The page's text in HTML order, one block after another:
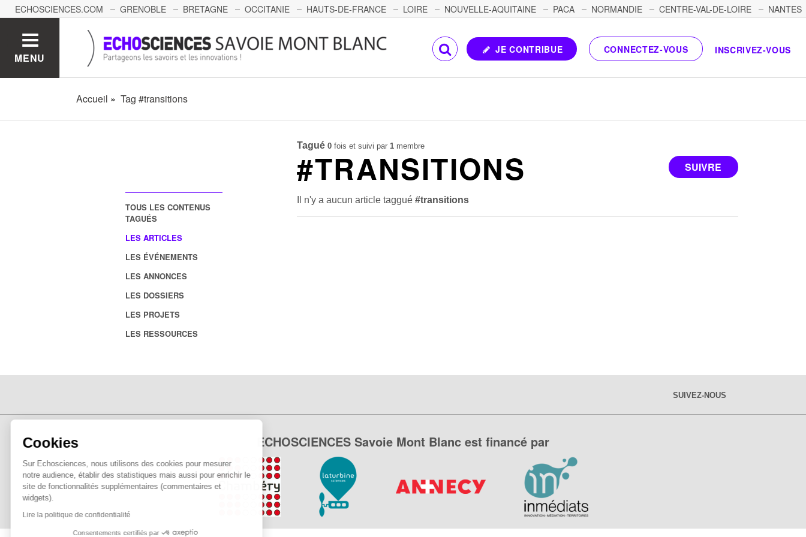
Cookies
Sur Echosciences, nous utilisons des cookies pour mesurer
notre audience, établir des statistiques mais aussi pour enrichir le
site de fonctionnalités supplémentaires (commentaires et
widgets).
Lire la politique de confidentialité
Consentements certifiés par
ECHOSCIENCES.COM GRENOBLE BRETAGNE OCCITANIE HAUTS-DE-FRANCE LOIRE NOUVELLE-AQUITAINE PACA NORMANDIE CENTRE-VAL-DE-LOIRE
NANTES
MENU
JE CONTRIBUE CONNECTEZ-VOUS INSCRIVEZ-VOUS
Accueil Tag #transitions
TOUS LES CONTENUS
TAGUÉS
LES ARTICLES
LES ÉVÉNEMENTS
LES ANNONCES
LES DOSSIERS
LES PROJETS
LES RESSOURCES
Tagué 0 fois et suivi par1 membre
SUIVRE
#TRANSITIONS
Il n'y a aucun article taggué#transitions
SUIVEZ-NOUS
ECHOSCIENCES Savoie Mont Blanc est financé par